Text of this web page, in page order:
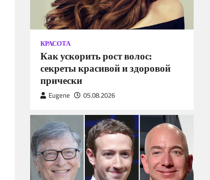
КРАСОТА
Как ускорить рост волос:
секреты красивой и здоровой
прически
Eugene 05.08.2026